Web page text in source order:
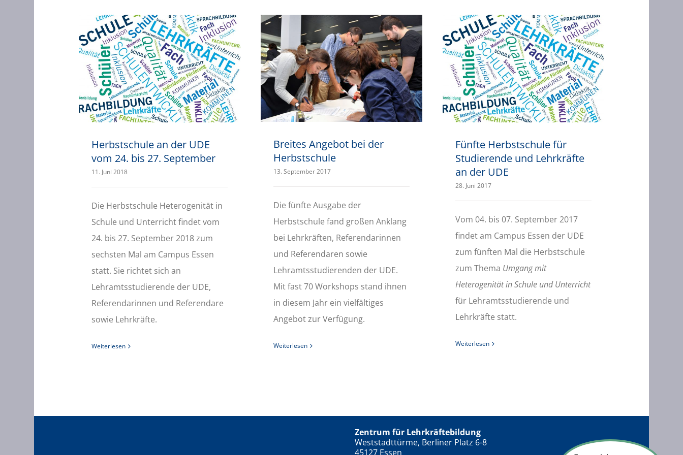
Herbstschule an der UDE
vom 24. bis 27. September
11. Juni 2018
Die Herbstschule Heterogenität in
Schule und Unterricht findet vom
24. bis 27. September 2018 zum
sechsten Mal am Campus Essen
statt. Sie richtet sich an
Lehramtsstudierende der UDE,
Referendarinnen und Referendare
sowie Lehrkräfte.
Weiterlesen
Breites Angebot bei der
Herbstschule
13. September 2017
Die fünfte Ausgabe der
Herbstschule fand großen Anklang
bei Lehrkräften, Referendarinnen
und Referendaren sowie
Lehramtsstudierenden der UDE.
Mit fast 70 Workshops stand ihnen
in diesem Jahr ein vielfältiges
Angebot zur Verfügung.
Weiterlesen
Fünfte Herbstschule für
Studierende und Lehrkräfte
an der UDE
28. Juni 2017
Vom 04. bis 07. September 2017
findet am Campus Essen der UDE
zum fünften Mal die Herbstschule
zum Thema Umgang mit
Heterogenität in Schule und Unterricht
für Lehramtsstudierende und
Lehrkräfte statt.
Weiterlesen
Zentrum für Lehrkräftebildung
Weststadttürme, Berliner Platz 6-8
45127 Essen